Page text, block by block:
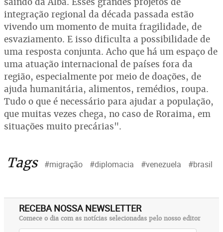
integração regional da década passada estão
vivendo um momento de muita fragilidade, de
esvaziamento. E isso dificulta a possibilidade de
uma resposta conjunta. Acho que há um espaço de
uma atuação internacional de países fora da
região, especialmente por meio de doações, de
ajuda humanitária, alimentos, remédios, roupa.
Tudo o que é necessário para ajudar a população,
que muitas vezes chega, no caso de Roraima, em
situações muito precárias".
Tags #migração #diplomacia #venezuela #brasil
RECEBA NOSSA NEWSLETTER
Comece o dia com as notícias selecionadas pelo nosso editor